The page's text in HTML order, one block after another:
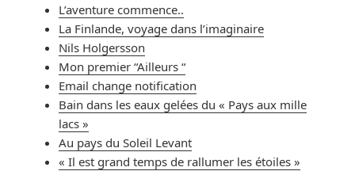
L’aventure commence..
La Finlande, voyage dans l’imaginaire
Nils Holgersson
Mon premier “Ailleurs “
Email change notification
Bain dans les eaux gelées du « Pays aux mille
lacs »
Au pays du Soleil Levant
« Il est grand temps de rallumer les étoiles »